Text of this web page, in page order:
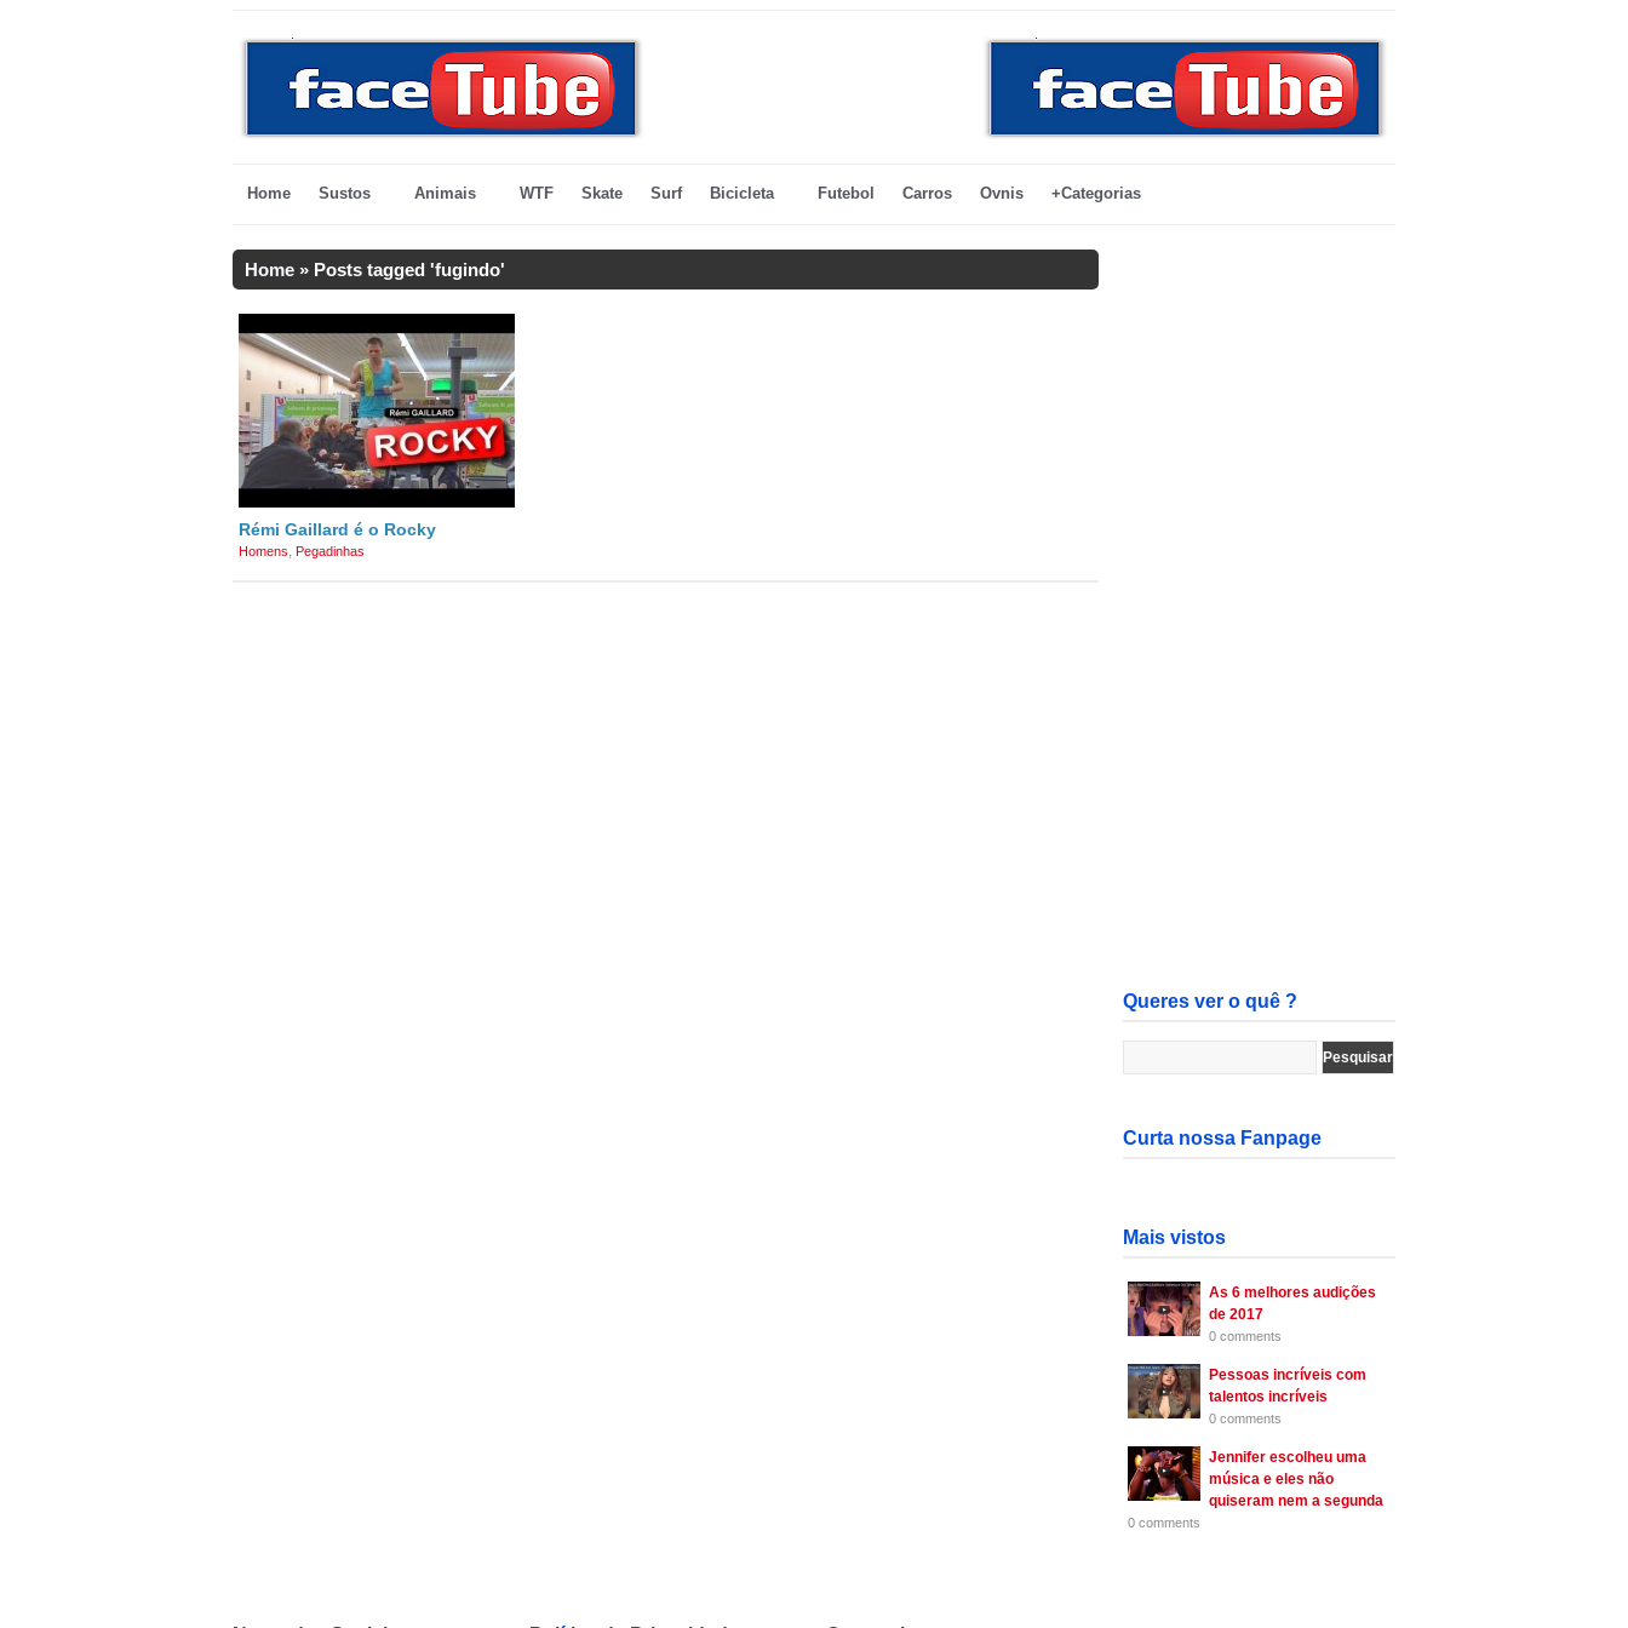
Home Sustos Animais WTF Skate Surf Bicicleta Futebol Carros Ovnis +Categorias
Home » Posts tagged 'fugindo'
Rémi Gaillard é o Rocky
Homens Pegadinhas
Queres ver o quê ?
Curta nossa Fanpage
Mais vistos
As 6 melhores audições
de 2017
0 comments
Pessoas incríveis com
talentos incríveis
0 comments
Jennifer escolheu uma
música e eles não
quiseram nem a segunda
0 comments